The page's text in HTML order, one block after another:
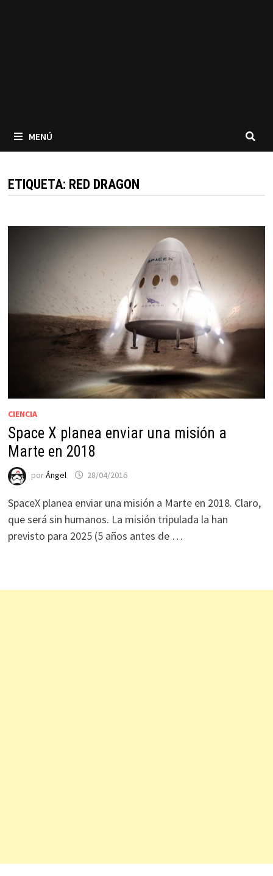
MENÚ
ETIQUETA: RED DRAGON
CIENCIA
Space X planea enviar una misión a
Marte en 2018
porÁngel 28/04/2016
SpaceX planea enviar una misión a Marte en 2018. Claro,
que será sin humanos. La misión tripulada la han
previsto para 2025 (5 años antes de …